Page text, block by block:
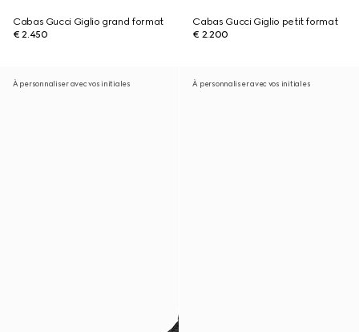
Cabas Gucci Giglio grand format
€ 2.450
Cabas Gucci Giglio petit format
€ 2.200
À personnaliser avec vos initiales À personnaliser avec vos initiales